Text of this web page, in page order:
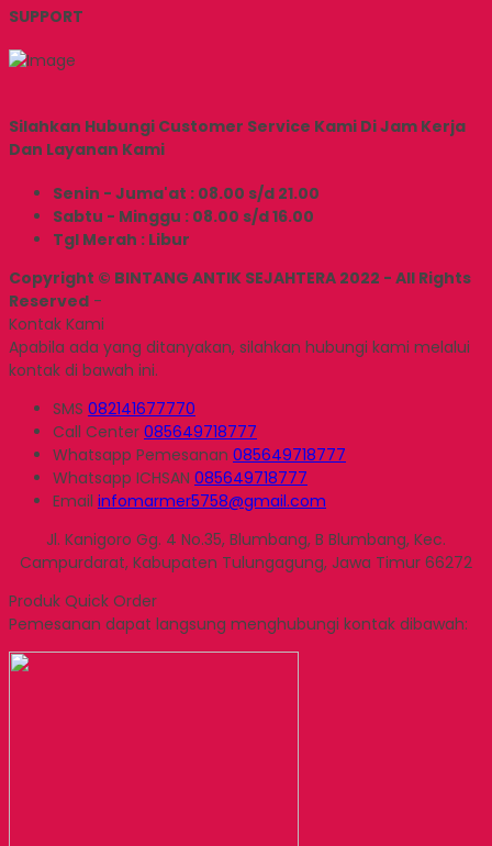
SUPPORT
Silahkan Hubungi Customer Service Kami Di Jam Kerja
Dan Layanan Kami
Senin - Juma'at : 08.00 s/d 21.00
Sabtu - Minggu : 08.00 s/d 16.00
Tgl Merah : Libur
Copyright © BINTANG ANTIK SEJAHTERA 2022 - All Rights
Reserved -
Kontak Kami
Apabila ada yang ditanyakan, silahkan hubungi kami melalui
kontak di bawah ini.
SMS 082141677770
Call Center 085649718777
Whatsapp Pemesanan 085649718777
Whatsapp ICHSAN 085649718777
Email infomarmer5758@gmail.com
Jl. Kanigoro Gg. 4 No.35, Blumbang, B Blumbang, Kec.
Campurdarat, Kabupaten Tulungagung, Jawa Timur 66272
Produk Quick Order
Pemesanan dapat langsung menghubungi kontak dibawah: